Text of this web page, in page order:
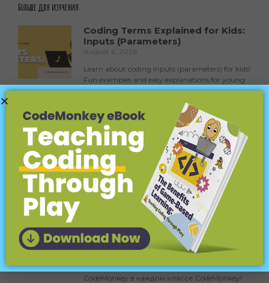
Больше для изучения:
Coding Terms Explained for Kids:
Inputs (Parameters)
August 6, 2026
Learn about coding inputs (parameters) for kids!
Fun examples and easy explanations for young
coders.
Coding Terms Explained for Kids:
Functions
July 30, 2026
Discover what functions are in coding, their
importance, and fun examples for kids! Learn to
code with ease.
Оцените НОВУЮ
функцию
«Требования к количеству
23 июля 2026 г.
Вы, как преподаватель или администратор,
можете установить минимальное
количество звезд для каждого курса
CodeMonkey в каждом классе CodeMonkey!